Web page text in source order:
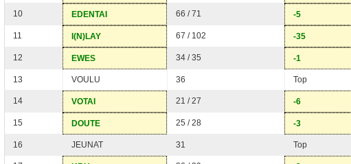
10 EDENTAI 66 / 71 -5
11 I(N)LAY 67 / 102 -35
12 EWES 34 / 35 -1
13 VOULU 36 Top
14 VOTAI 21 / 27 -6
15 DOUTE 25 / 28 -3
16 JEUNAT 31 Top